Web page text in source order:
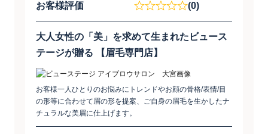
お客様評価 (0)
​大人女性の「美」を求めて生まれたビュース
テージが贈る ​【眉毛専門店】
お客様一人ひとりのお悩みにトレンドやお顔の骨格/表情/目
の形等に合わせて眉の形を提案、ご自身の眉毛を生かしたナ
チュラルな美眉に仕上げます。